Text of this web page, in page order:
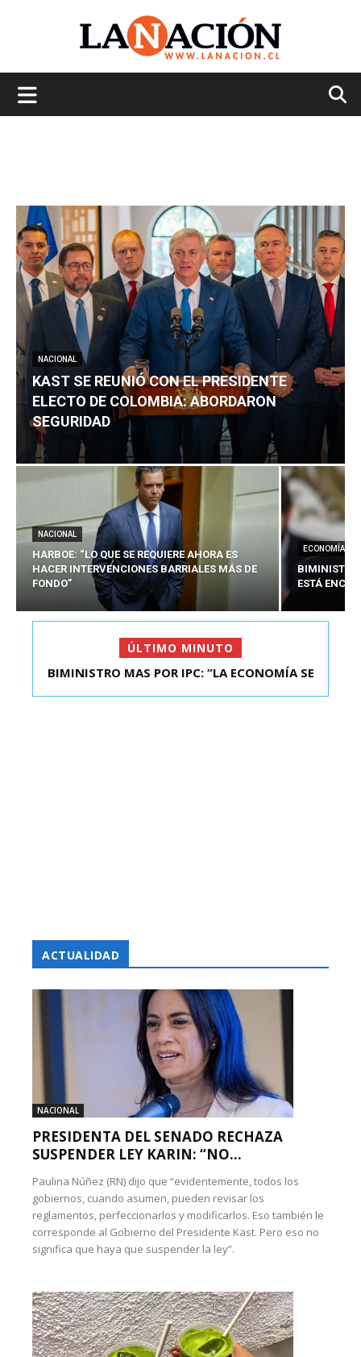
NACIONAL
KAST SE REUNIÓ CON EL PRESIDENTE
ELECTO DE COLOMBIA: ABORDARON
SEGURIDAD
NACIONAL
HARBOE: “LO QUE SE REQUIERE AHORA ES
HACER INTERVENCIONES BARRIALES MÁS DE
FONDO”
ECONOMÍA
BIMINISTRO
ESTÁ
ÚLTIMO MINUTO
KAST SE REUNIÓ CON EL PRESIDENTE ELECTO DE
BIMINISTRO MAS POR IPC: “LA ECONOMÍA SE
ACTUALIDAD
NACIONAL
PRESIDENTA DEL SENADO RECHAZA
SUSPENDER LEY KARIN: “NO...
Paulina Núñez (RN) dijo que “evidentemente, todos los
gobiernos, cuando asumen, pueden revisar los
reglamentos, perfeccionarlos y modificarlos. Eso también le
corresponde al Gobierno del Presidente Kast. Pero eso no
significa que haya que suspender la ley”.